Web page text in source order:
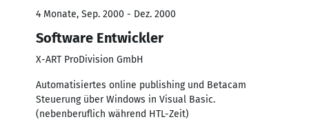
4 Monate, Sep. 2000 - Dez. 2000
Software Entwickler
X-ART ProDivision GmbH
Automatisiertes online publishing und Betacam
Steuerung über Windows in Visual Basic.
(nebenberuflich während HTL-Zeit)